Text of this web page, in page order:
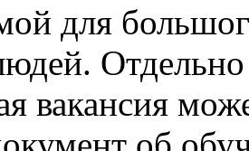
для
вакансия